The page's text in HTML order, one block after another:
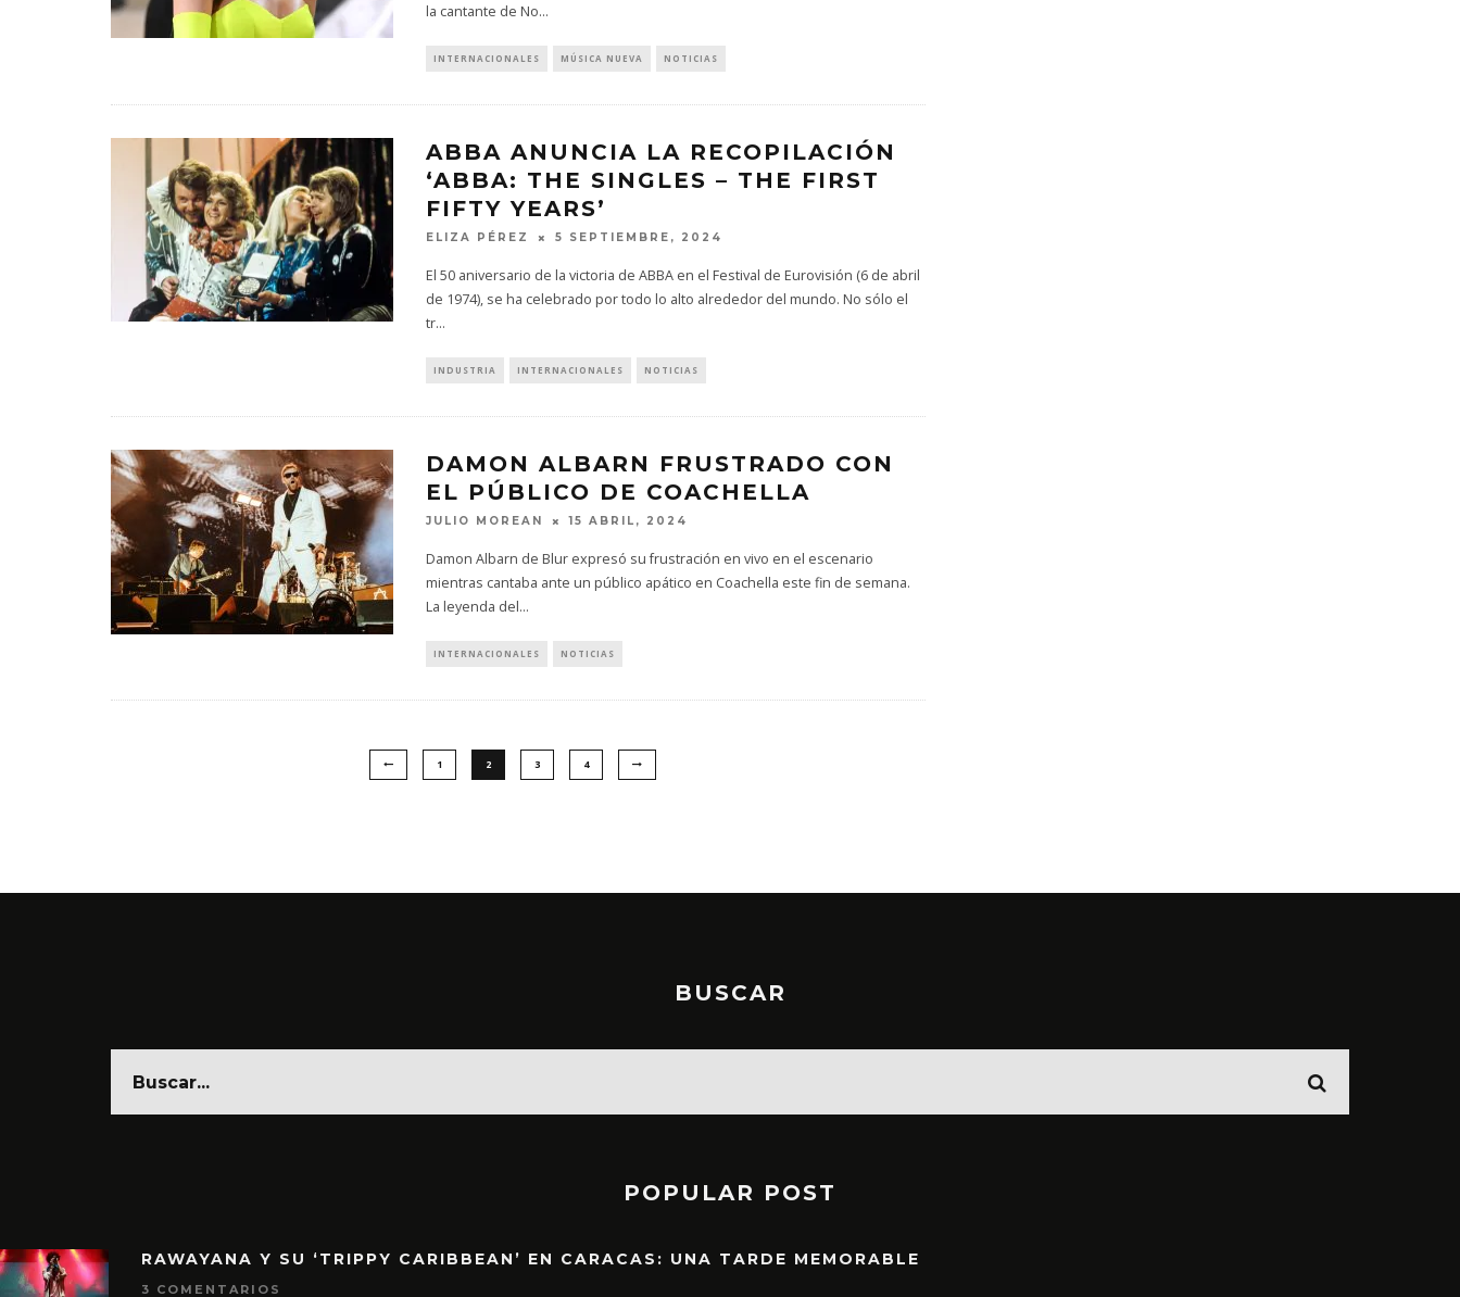
la cantante de No...
INTERNACIONALES MÚSICA NUEVA NOTICIAS
ABBA ANUNCIA LA RECOPILACIÓN
‘ABBA: THE SINGLES – THE FIRST
FIFTY YEARS’
ELIZA PÉREZ 5 SEPTIEMBRE, 2024
El 50 aniversario de la victoria de ABBA en el Festival de Eurovisión (6 de abril
de 1974), se ha celebrado por todo lo alto alrededor del mundo. No sólo el
tr...
INDUSTRIA INTERNACIONALES NOTICIAS
DAMON ALBARN FRUSTRADO CON
EL PÚBLICO DE COACHELLA
JULIO MOREAN 15 ABRIL, 2024
Damon Albarn de Blur expresó su frustración en vivo en el escenario
mientras cantaba ante un público apático en Coachella este fin de semana.
La leyenda del...
INTERNACIONALES NOTICIAS
1 2 3 4
BUSCAR
POPULAR POST
RAWAYANA Y SU ‘TRIPPY CARIBBEAN’ EN CARACAS: UNA TARDE MEMORABLE
3 COMENTARIOS